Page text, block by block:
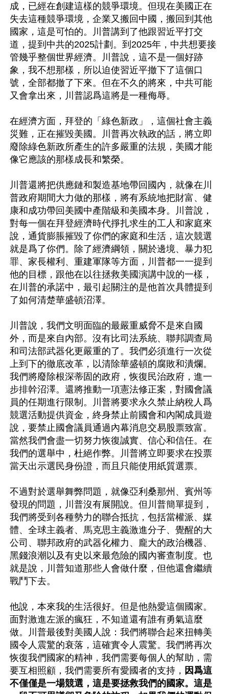
成，已經在創建這樣的競爭環境。但現在美國正在
失去這種競爭環境，企業又搬回中國，搬回到其他
國家，這是可怕的。川普講到了他跟習近平打交
道，提到中共的2025計劃。到2025年，中共想要接
管幾乎整個世界經濟。川普說，這不是一個好跡
象，我不想那樣，所以迫使習近平撤下了這個口
號，全部都撤了下來。但在不久的將來，中共可能
又會拿出來，川普認爲這將是一種侮辱。
在經濟方面，拜登的「綠色新政」，這個社會主義
災難，正在摧毀美國。川普再次執政的話，將立即
廢除綠色新政所產生的許多嚴重的法規，美國才能
像它應該的那樣成長和繁榮。
川普還將把供應鏈和製造基地帶回國內，就像在川
普政府期間大力做的那樣，將有系統地把財富、健
康和成功帶回美國中產階級和美國本身。川普說，
對每一個在拜登經濟時代掙扎求生的工人和家庭來
說，通貨膨脹摧毀了你們的家庭和生活，這次競選
就是爲了你們。除了經濟綱領，關於邊境、暴力犯
罪、家長權利、重建軍隊等方面，川普都一一提到
他的目標，跟他在以往拯救美國演講中說的一樣，
在川普的承諾中，最引起關注的是他首次具體提到
了如何清楚華盛頓沼澤。
川普說，我們文明面臨的最嚴重威脅不是來自國
外，而是來自內部。沒有比司法系統、聯邦調查局
和司法部武器化更嚴重的了。我們必須進行一次從
上到下的徹底改革，以清除華盛頓的腐敗和潰爛。
我們將廢除根深蒂固的政府，恢復民治政府，進一
步排幹沼澤。還將推動一項憲法修正案，對國會議
員的任期進行限制。川普將要求永久禁止納稅人爲
競選活動提供資金，終身禁止前國會和內閣成員遊
說，要禁止國會議員通過內幕消息交易股票致富。
當然我們會盡一切努力恢復誠實、信心和信任。在
我們的選舉中，杜絕作弊。川普將立即要求在投票
當天出示選民身份證，而且只能使用紙質選票。
不過對於選舉舞弊問題，就像亞利桑那州、賓州等
發現的問題，川普沒有展開說。但川普簡單提到，
我們將受到各種勢力的聯合抵抗，包括當權派、媒
體、全球主義者、馬克思主義激進分子、覺醒的大
公司、聯邦政府的武器化權力、龐大的政治機器、
黑錢浪潮以及有史以來最危險的國內審查制度。也
就是說，川普知道那些人會做什麼，但他還會繼續
戰鬥下去。
他說，本來我的生活很好。但是他熱愛這個國家。
面對激進左派的瘋狂，不知道還有誰有勇氣這麼
做。川普最後對美國人說：我們將聯合起來扭轉美
國令人震驚的衰落，這確實令人震驚。我們將再次
恢復我們國家的精神，我們需要每個人的幫助，需
要互相照顧，我們需要所有愛國者的支持， 因爲這
不僅僅是一場競選，這是要拯救我們的國家。這是